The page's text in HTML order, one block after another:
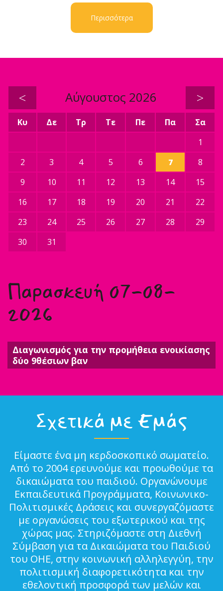
Περισσότερα
< Αύγουστος 2026 >
Κυ Δε Τρ Τε Πε Πα
Σα
1
2
3 4 5 6 7
8
9
10 11 12 13 14
15
16
17 18 19 20 21
22
23
24 25 26 27 28
29
30
31
Παρασκευή 07-08-
2026
Διαγωνισμός για την προμήθεια ενοικίασης
δύο 9θέσιων βαν
Σχετικά με Εμάς
Είμαστε ένα μη κερδοσκοπικό σωματείο.
Από το 2004 ερευνούμε και προωθούμε τα
δικαιώματα του παιδιού. Οργανώνουμε
Εκπαιδευτικά Προγράμματα, Κοινωνικο-
Πολιτισμικές Δράσεις και συνεργαζόμαστε
με οργανώσεις του εξωτερικού και της
χώρας μας. Στηριζόμαστε στη Διεθνή
Σύμβαση για τα Δικαιώματα του Παιδιού
του ΟΗΕ, στην κοινωνική αλληλεγγύη, την
πολιτισμική διαφορετικότητα και την
εθελοντική προσφορά των μελών και